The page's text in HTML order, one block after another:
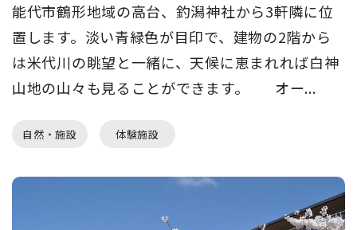
能代市鶴形地域の高台、釣潟神社から3軒隣に位
置します。淡い青緑色が目印で、建物の2階から
は米代川の眺望と一緒に、天候に恵まれれば白神
山地の山々も見ることができます。 オー...
自然・施設 体験施設